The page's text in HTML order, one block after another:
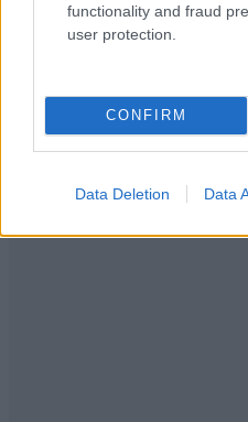
functionality and fraud
user protection.
CONFIRM
Data Deletion Data
Ακολουθήστε το
και μάθετε